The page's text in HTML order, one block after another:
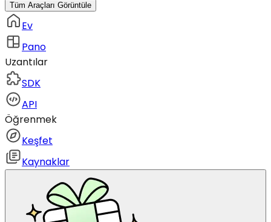
Tüm Araçları Görüntüle
Ev
Pano
Uzantılar
SDK
API
Öğrenmek
Keşfet
Kaynaklar